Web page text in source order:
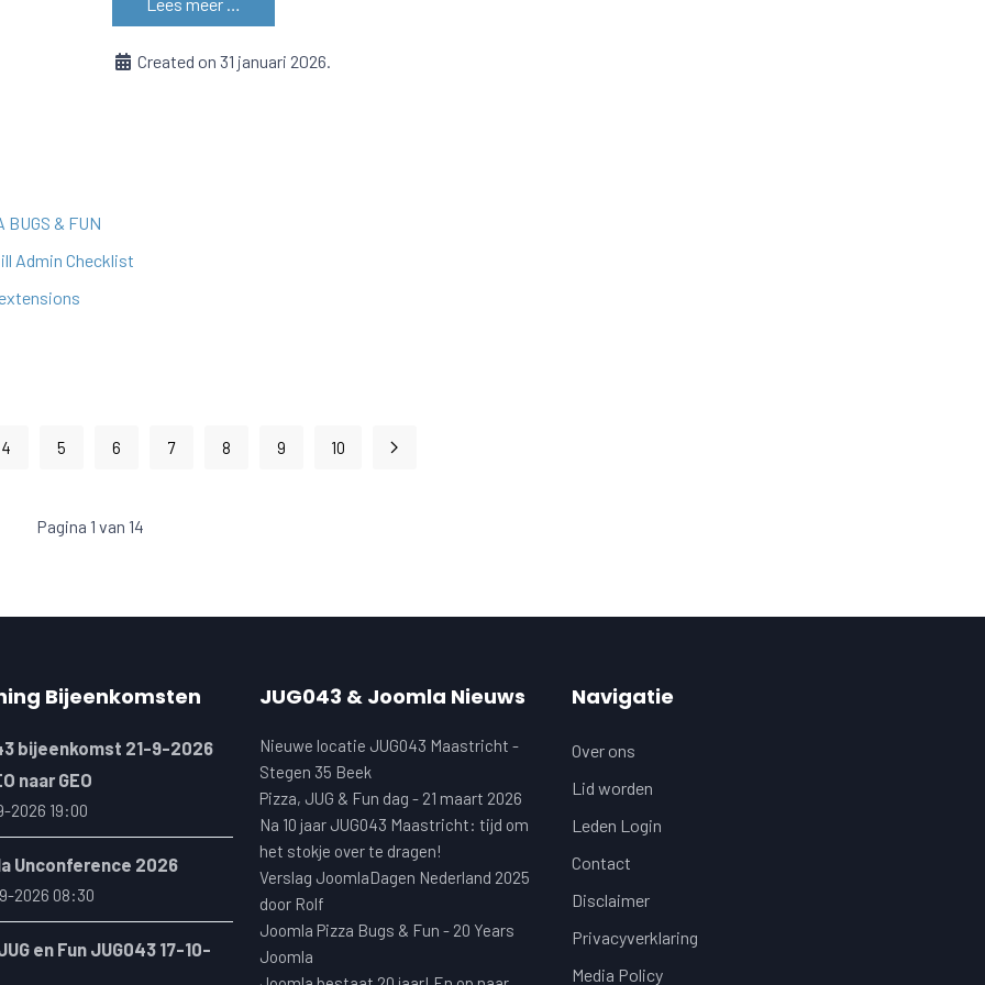
Created on 31 januari 2026.
& FUN
Admin Checklist
4 5 6 7 8 9 10
Pagina 1 van 14
Bijeenkomsten
bijeenkomst 21-9-2026
naar GEO
2026 19:00
Unconference 2026
2026 08:30
en Fun JUG043 17-10-
JUG043 & Joomla Nieuws
Nieuwe locatie JUG043 Maastricht -
Stegen 35 Beek
Pizza, JUG & Fun dag - 21 maart 2026
Na 10 jaar JUG043 Maastricht: tijd om
het stokje over te dragen!
Verslag JoomlaDagen Nederland 2025
door Rolf
Joomla Pizza Bugs & Fun - 20 Years
Joomla
Navigatie
Over ons
Lid worden
Leden Login
Contact
Disclaimer
Privacyverklaring
Media Policy